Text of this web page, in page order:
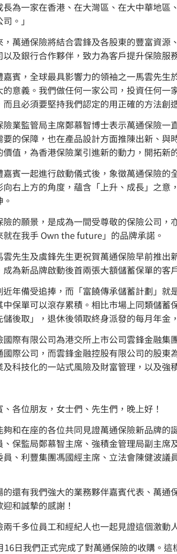
長為一家在香港、在大灣區、在大中華地
。」
，萬通保險將結合雲鋒及各股東的豐富資
以及銀行合作夥伴，致力為客戶提升保險服
嘉賓，全球最具影響力的領袖之一馬雲先
的意義。我們做任何一家公司，投資任何
且必須要堅持我們認定的用正確的方法創
險業監管局主席鄭慕智博士表示萬通保險
要的保障，也在產品設計方面推陳出新、
價值，為香港保險業引進新的動力，開拓新
嘉賓一起進行啟動儀式後，象徵萬通保險的
向右上方的角度，蘊含「上升、成長」之
險的願景，是成為一間受尊敬的保險公司
就在我手 Own the future」的品牌承諾。
雲先生及虞鋒先生更祝賀萬通保險早前推
成為新品牌啟動後首兩張大額儲蓄保單的客
近年備受追捧，而「富饒傳承儲蓄計劃」
中保單可以滾存累積。相比市場上同類儲
儲後取」，退休後領取終身派發的每月年金
國際有限公司為港交所上市公司雲鋒金融
國際公司，而雲鋒金融控股有限公司的股
及科技化的一站式風險及財富管理，以及強
各位朋友，女士們、先生們，晚上好！
夠和在座的各位共同見證萬通保險新品牌
、保監局鄭慕智主席、強積金管理局副主
員、利豐集團馮國經主席、立法會陳健波
的還有我們強大的業務夥伴嘉賓代表、萬
和誠摯的感謝！
兩千多位員工和經紀人也一起見證這個激動
16日我們正式完成了對萬通保險的收購。